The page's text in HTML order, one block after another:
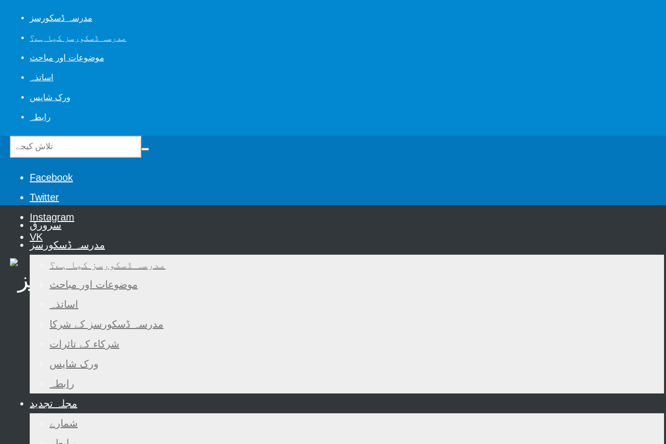
مدرسہ ڈسکورسز
مدرسہ ڈسکورسز کیا ہے؟
موضوعات اور مباحث
اساتذہ
ورک شاپس
رابطہ
Facebook
Twitter
Instagram
VK
سرورق
مدرسہ ڈسکورسز
مدرسہ ڈسکورسز کیا ہے؟
موضوعات اور مباحث
اساتذہ
مدرسہ ڈسکورسز کے شرکا
شرکاء کے تاثرات
ورک شاپس
رابطہ
مجلہ تجدید
شمارے